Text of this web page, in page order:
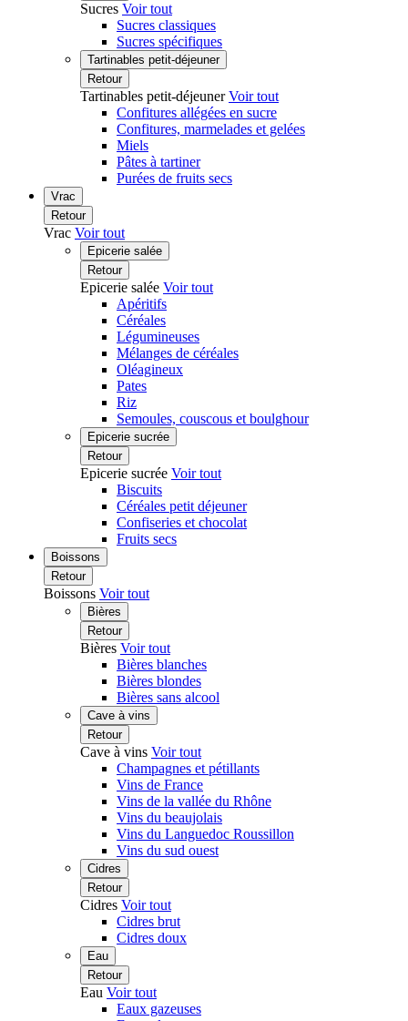
Sucres Voir tout
Sucres classiques
Sucres spécifiques
Tartinables petit-déjeuner
Retour
Tartinables petit-déjeunerVoir tout
Confitures allégées en sucre
Confitures, marmelades et gelées
Miels
Pâtes à tartiner
Purées de fruits secs
Vrac
Retour
Vrac Voir tout
Epicerie salée
Retour
Epicerie salée Voir tout
Apéritifs
Céréales
Légumineuses
Mélanges de céréales
Oléagineux
Pates
Riz
Semoules, couscous et boulghour
Epicerie sucrée
Retour
Epicerie sucrée Voir tout
Biscuits
Céréales petit déjeuner
Confiseries et chocolat
Fruits secs
Boissons
Retour
Boissons Voir tout
Bières
Retour
Bières Voir tout
Bières blanches
Bières blondes
Bières sans alcool
Cave à vins
Retour
Cave à vins Voir tout
Champagnes et pétillants
Vins de France
Vins de la vallée du Rhône
Vins du beaujolais
Vins du Languedoc Roussillon
Vins du sud ouest
Cidres
Retour
Cidres Voir tout
Cidres brut
Cidres doux
Eau
Retour
Eau Voir tout
Eaux gazeuses